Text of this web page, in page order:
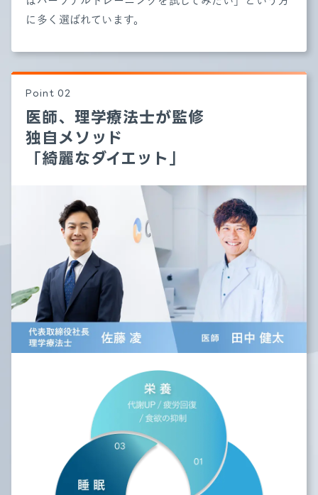
に多く選ばれています。
医師、理学療法士が監修
独自メソッド
「綺麗なダイエット」